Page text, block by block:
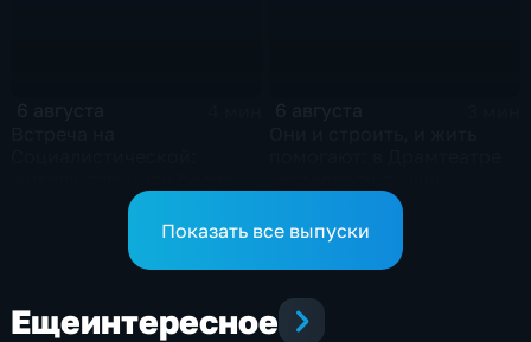
точки, Максим Косенков
Показать все выпуски
Ещеинтересное